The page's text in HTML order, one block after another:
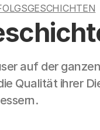
auf der
Qualität ihrer